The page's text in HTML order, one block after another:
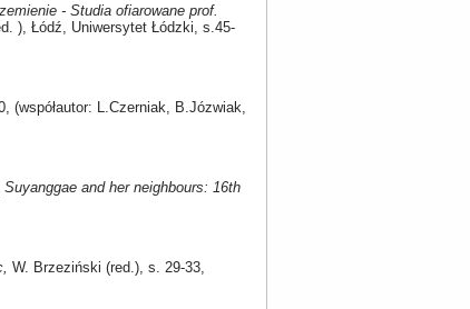
- Studia ofiarowane prof.
), Łódź, Uniwersytet Łódzki, s.45-
L.Czerniak, B.Józwiak,
Suyanggae and her neighbours: 16th
W. Brzeziński (red.), s. 29-33,